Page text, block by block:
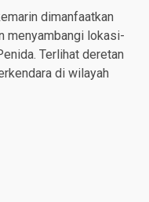
dimanfaatkan
menyambangi lokasi-
Terlihat deretan
di wilayah